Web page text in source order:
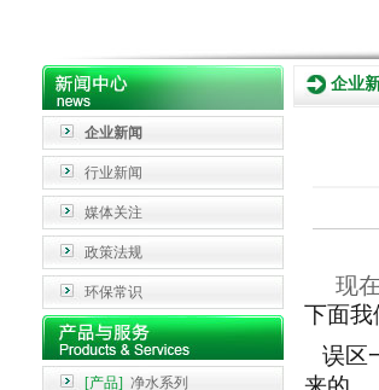
企业新闻
行业新闻
媒体关注
政策法规
环保常识
[产品] 净水系列
企业
现
下面我
误区